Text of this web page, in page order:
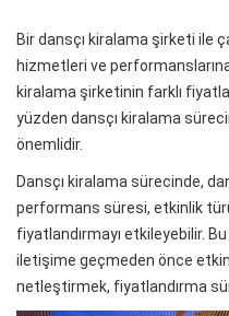
Bir dansçı kiralama şirketi ile
hizmetleri ve
kiralama şirketinin farklı
yüzden dansçı kiralama
önemlidir.
Dansçı kiralama sürecinde,
performans süresi, etkinlik
fiyatlandırmayı etkileyebilir.
iletişime geçmeden önce
netleştirmek, fiyatlandırma